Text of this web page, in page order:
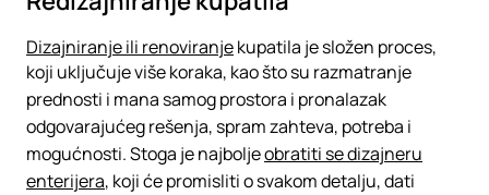
Dizajniranje ili renoviranjekupatila je složen proces,
koji uključuje više koraka, kao što su razmatranje
prednosti i mana samog prostora i pronalazak
odgovarajućeg rešenja, spram zahteva, potreba i
mogućnosti. Stoga je najboljeobratiti se dizajneru
enterijera, koji će promisliti o svakom detalju, dati